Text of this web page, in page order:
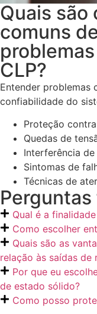
Quais são
comuns
CLP?
Entender problemas
confiabilidade do
Proteção
Quedas de
Interferência
Sintomas de
Técnicas de
Qual é a
Como escolher
Quais são as
relação às saídas de
Por que eu
de estado sólido?
Como posso